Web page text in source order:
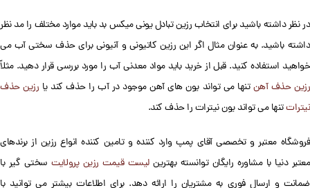
در نظر داشته باشید برای انتخاب رزین تبادل یونی میکس بد باید موارد مختلف را مد نظر
داشته باشید. به عنوان مثال اگر این رزین کاتیونی و آنیونی برای حذف سختی آب می
خواهید استفاده کنید. قبل از خرید باید مواد معدنی آب را مورد بررسی قرار دهید. مثلاً
رزین حذف آهنتنها می تواند یون های آهن موجود در آب را حذف کند یا رزین حذف
نیتراتتنها می تواند یون نیترات را حذف کند.
فروشگاه معتبر و تخصصی آقای پمپ وارد کننده و تامین کننده انواع رزین از برندهای
معتبر دنیا با مشاوره رایگان توانسته بهترینلیست قیمت رزین پرولایت سختی گیر با
ضمانت و ارسال فوری به مشتریان را ارائه دهد. برای اطلاعات بیشتر می توانید با